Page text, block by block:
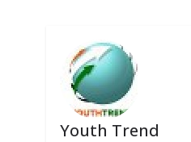
Youth Trend